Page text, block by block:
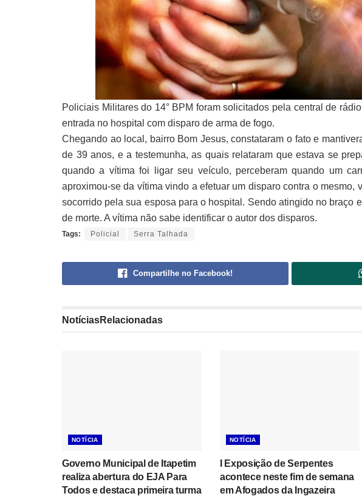
Policiais Militares do 14° BPM foram solicitados pela central de
entrada no hospital com disparo de arma de fogo.
Chegando ao local, bairro Bom Jesus, constataram o fato e
de 39 anos, e a testemunha, as quais relataram que estava se
quando a vítima foi ligar seu veículo, perceberam quando um
aproximou-se da vítima vindo a efetuar um disparo contra o mesmo,
socorrido pela sua esposa para o hospital. Sendo atingido no braço
de morte. A vítima não sabe identificar o autor dos disparos.
Tags: Policial Serra Talhada
Compartilhe no Facebook!
NotíciasRelacionadas
NOTÍCIA
Governo Municipal de Itapetim
realiza abertura do EJA Para
Todos e destaca primeira turma
NOTÍCIA
I Exposição de Serpentes
acontece neste fim de semana
em Afogados da Ingazeira